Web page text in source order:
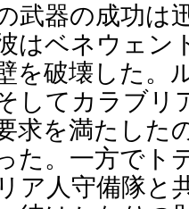
武器の成功は
はベネウェン
を破壊した。
してカラブリ
求を満たした
た。一方でト
ア人守備隊と